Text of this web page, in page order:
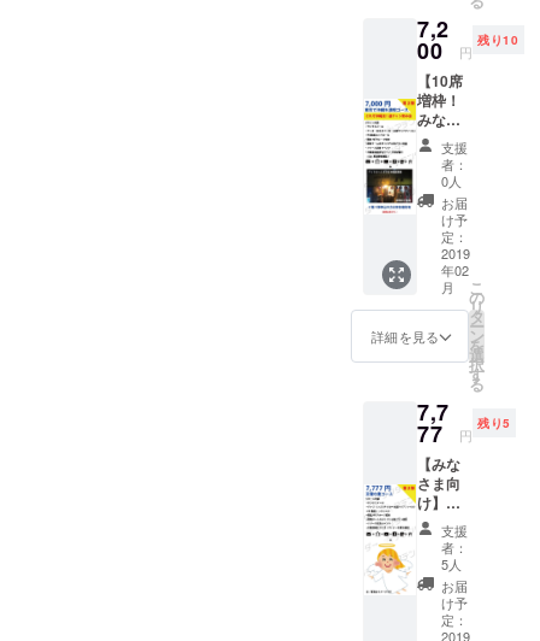
※Googl
eハング
アウト
使おう
と思っ
てま
す。 事
前にFB
とかで
繋がれ
れば。
様 ・商
品や旅
プラン
をPRし
たい方
・お手
軽なPR
をした
い方
【参
考】 少
なくと
もアテ
ンダー
に興味
がある
支援者
FBグ
ループ
100人以
上 ・リ
リース
記念イ
ベント
参加50
人見込
み に対
してプ
チ宣伝
グッズ
（ロゴ
ステッ
カー、
超クリ
アファ
イル）
・PR動
画のエ
ンド
ロール
に掲載
・「ア
テン
ダー支
援者様
限定グ
プ招待
・開発
チーム
のオリ
ジナル
旅プラ
ン進呈
・リ
リース
記念イ
ベント
（開発
7,2
00 円
残り10
【10席
増枠！
みなさ
ま向
け】東
京で沖
縄を満
喫コー
ス（第
２弾）
※第１弾
を購入
した方
は参加
権利
有！ ・
スメー
ル ・
グッズ
（ロゴ
ステッ
カー、
超クリ
アファ
イル）
・PR動
画のエ
ンド
支援
者：
0人
お届
け予
定：
2019
年02
月
詳細を見る
こ
の
リ
タ
ー
ン
を
選
択
す
る
7,7
77 円
残り5
【みな
さま向
け】天
使の恵
コー
ス （第
２弾）
・サン
クス
支援
者：
5人
お届
け予
定：
2019